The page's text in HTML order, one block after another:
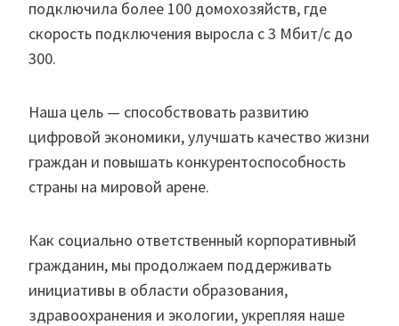
подключила более 100 домохозяйств, где
скорость подключения выросла с 3 Мбит/с до
300.
Наша цель — способствовать развитию
цифровой экономики, улучшать качество жизни
граждан и повышать конкурентоспособность
страны на мировой арене.
Как социально ответственный корпоративный
гражданин, мы продолжаем поддерживать
инициативы в области образования,
здравоохранения и экологии, укрепляя наше